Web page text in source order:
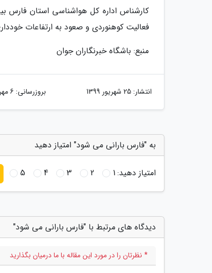
کارشناس اداره کل هواشناسی استان فارس
فعالیت کوهنوردی و صعود به ارتفاعات
منبع: باشگاه خبرنگاران جوان
انتشار: 25 شهریور 1399 بروزرسانی: 6 مهر 1399
به "فارس بارانی می شود" امتیاز دهید
امتیاز دهید:1
2
3
4
5
دیدگاه های مرتبط با "فارس بارانی می شود"
* نظرتان را در مورد این مقاله با ما درمیان بگذارید